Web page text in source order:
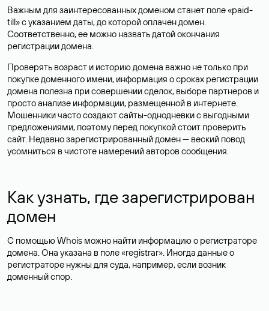
Важным для заинтересованных доменом станет поле «paid-
till» с указанием даты, до которой оплачен домен.
Соответственно, ее можно назвать датой окончания
регистрации домена.
Проверять возраст и историю домена важно не только при
покупке доменного имени, информация о сроках регистрации
домена полезна при совершении сделок, выборе партнеров и
просто анализе информации, размещенной в интернете.
Мошенники часто создают сайты-однодневки с выгодными
предложениями, поэтому перед покупкой стоит проверить
сайт. Недавно зарегистрированный домен — веский повод
усомниться в чистоте намерений авторов сообщения.
Как узнать, где зарегистрирован
домен
С помощью Whois можно найти информацию о регистраторе
домена. Она указана в поле «registrar». Иногда данные о
регистраторе нужны для суда, например, если возник
доменный спор.